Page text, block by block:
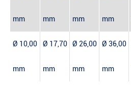
mm mm mm mm
Ø 10,00
mm
Ø 17,70
mm
Ø 26,00
mm
Ø 36,00
mm